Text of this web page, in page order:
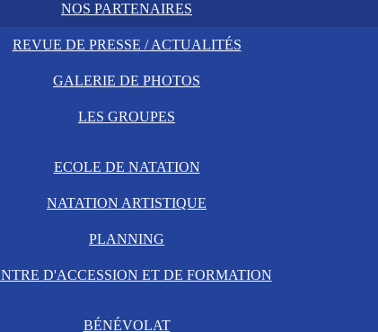
NOS PARTENAIRES
REVUE DE PRESSE / ACTUALITÉS
GALERIE DE PHOTOS
LES GROUPES
ECOLE DE NATATION
NATATION ARTISTIQUE
PLANNING
D'ACCESSION ET DE FORMATION
BÉNÉVOLAT